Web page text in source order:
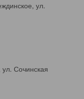
ул.
Сочинская